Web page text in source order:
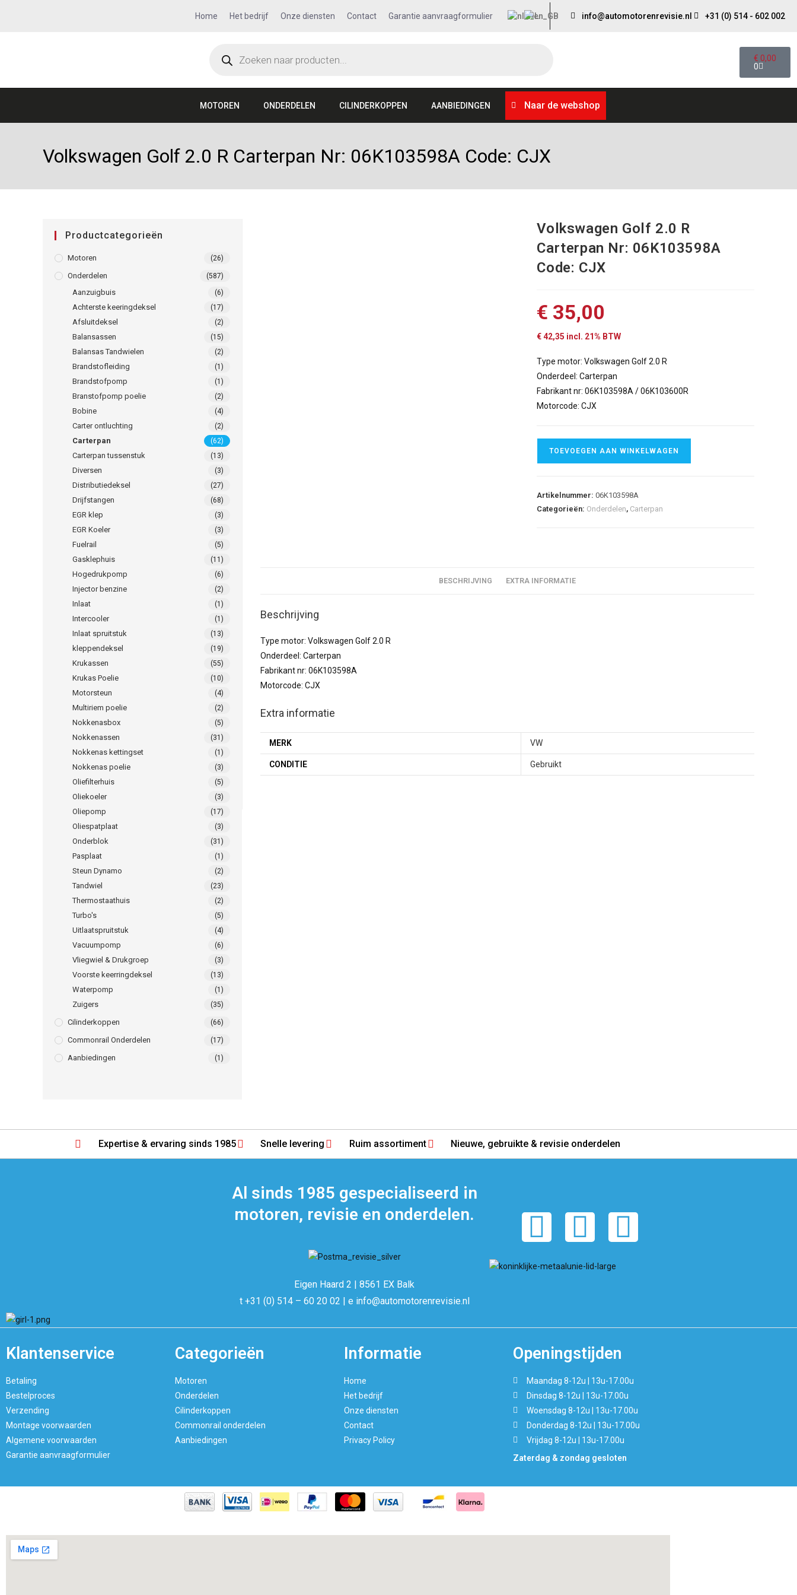
Home Het bedrijf Onze diensten Contact Garantie aanvraagformulier info@automotorenrevisie.nl +31 (0) 514 - 602 002
€ 0,00
0
MOTOREN ONDERDELEN CILINDERKOPPEN AANBIEDINGEN Naar de webshop
Volkswagen Golf 2.0 R Carterpan Nr: 06K103598A Code: CJX
Volkswagen Golf 2.0 R
Carterpan Nr: 06K103598A
Code: CJX
€ 35,00
€42,35 incl. 21% BTW
Type motor: Volkswagen Golf 2.0 R
Onderdeel: Carterpan
Fabrikant nr: 06K103598A / 06K103600R
Motorcode: CJX
TOEVOEGEN AAN WINKELWAGEN
Artikelnummer:06K103598A
Categorieën: Onderdelen, Carterpan
BESCHRIJVING EXTRA INFORMATIE
Beschrijving
Type motor: Volkswagen Golf 2.0 R
Onderdeel: Carterpan
Fabrikant nr: 06K103598A
Motorcode: CJX
Extra informatie
MERK VW
CONDITIE Gebruikt
Productcategorieën
Motoren (26)
Onderdelen (587)
Aanzuigbuis (6)
Achterste keeringdeksel (17)
Afsluitdeksel (2)
Balansassen (15)
Balansas Tandwielen (2)
Brandstofleiding (1)
Brandstofpomp (1)
Branstofpomp poelie (2)
Bobine (4)
Carter ontluchting (2)
Carterpan (62)
Carterpan tussenstuk (13)
Diversen (3)
Distributiedeksel (27)
Drijfstangen (68)
EGR klep (3)
EGR Koeler (3)
Fuelrail (5)
Gasklephuis (11)
Hogedrukpomp (6)
Injector benzine (2)
Inlaat (1)
Intercooler (1)
Inlaat spruitstuk (13)
kleppendeksel (19)
Krukassen (55)
Krukas Poelie (10)
Motorsteun (4)
Multiriem poelie (2)
Nokkenasbox (5)
Nokkenassen (31)
Nokkenas kettingset (1)
Nokkenas poelie (3)
Oliefilterhuis (5)
Oliekoeler (3)
Oliepomp (17)
Oliespatplaat (3)
Onderblok (31)
Pasplaat (1)
Steun Dynamo (2)
Tandwiel (23)
Thermostaathuis (2)
Turbo's (5)
Uitlaatspruitstuk (4)
Vacuumpomp (6)
Vliegwiel & Drukgroep (3)
Voorste keerringdeksel (13)
Waterpomp (1)
Zuigers (35)
Cilinderkoppen (66)
Commonrail Onderdelen (17)
Aanbiedingen (1)
Expertise & ervaring sinds 1985 Snelle levering Ruim assortiment Nieuwe, gebruikte & revisie onderdelen
Al sinds 1985 gespecialiseerd in
motoren, revisie en onderdelen.
Eigen Haard 2 | 8561 EX Balk
t +31 (0) 514 – 60 20 02 | e info@automotorenrevisie.nl
Klantenservice
Betaling
Bestelproces
Verzending
Montage voorwaarden
Algemene voorwaarden
Garantie aanvraagformulier
Categorieën
Motoren
Onderdelen
Cilinderkoppen
Commonrail onderdelen
Aanbiedingen
Informatie
Home
Het bedrijf
Onze diensten
Contact
Privacy Policy
Openingstijden
Maandag 8-12u | 13u-17.00u
Dinsdag 8-12u | 13u-17.00u
Woensdag 8-12u | 13u-17.00u
Donderdag 8-12u | 13u-17.00u
Vrijdag 8-12u | 13u-17.00u
Zaterdag & zondag gesloten